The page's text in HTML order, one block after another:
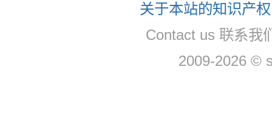
关于本站的知识产
Contact us 联系我
2009-2026 ©